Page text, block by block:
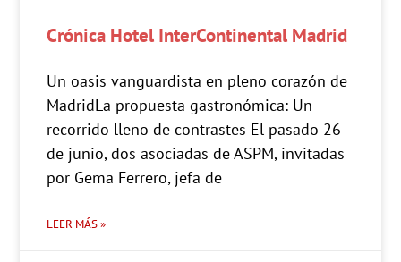
Crónica Hotel InterContinental Madrid
Un oasis vanguardista en pleno corazón de
MadridLa propuesta gastronómica: Un
recorrido lleno de contrastes El pasado 26
de junio, dos asociadas de ASPM, invitadas
por Gema Ferrero, jefa de
LEER MÁS »